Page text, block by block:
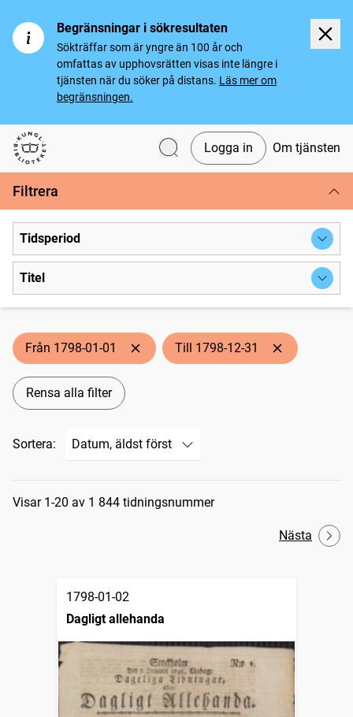
Begränsningar i sökresultaten
Sökträffar som är yngre än 100 år och
omfattas av upphovsrätten visas inte längre i
tjänsten när du söker på distans. Läs mer om
begränsningen.
Svenska tidningar
Logga in Om tjänsten
Filtrera
Tidsperiod
Titel
Från 1798-01-01 Till 1798-12-31
Rensa alla filter
Sortera:
Sökresultat
Visar 1-20 av 1 844 tidningsnummer
Nästa
1798-01-02
Dagligt allehanda